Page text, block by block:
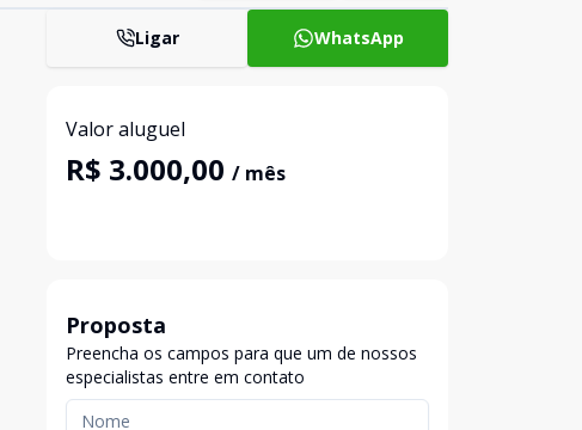
Ligar WhatsApp
Valor aluguel
R$ 3.000,00 / mês
Proposta
Preencha os campos para que um de nossos
especialistas entre em contato